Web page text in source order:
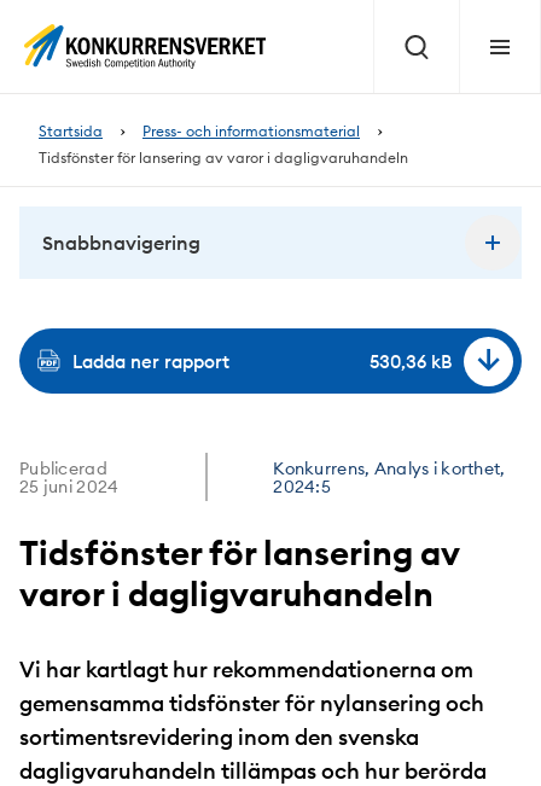
Sök Meny
Startsida
Press- och informationsmaterial
Tidsfönster för lansering av varor i dagligvaruhandeln
Publicerad
25 juni 2024
Konkurrens, Analys i korthet,
2024:5
Tidsfönster för lansering av
varor i dagligvaruhandeln
Vi har kartlagt hur rekommendationerna om
gemensamma tidsfönster för nylansering och
sortimentsrevidering inom den svenska
dagligvaruhandeln tillämpas och hur berörda
Ladda ner rapport 530,36 kB
Snabbnavigering